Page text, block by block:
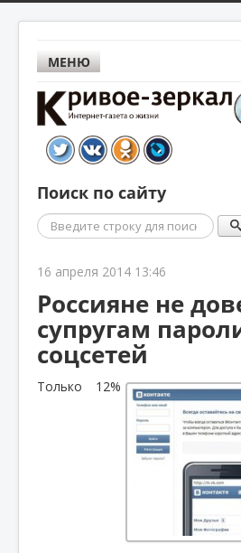
МЕНЮ
Поиск по сайту
Поиск
16 апреля 2014 13:46
Россияне не
супругам
соцсетей
Только 12%